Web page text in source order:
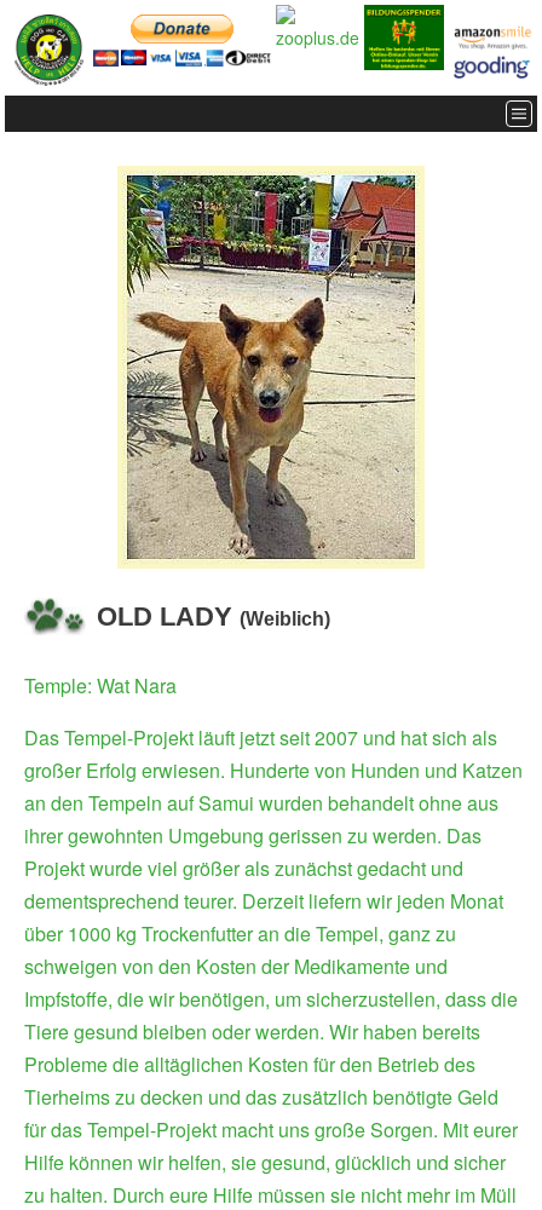
OLD LADY (Weiblich)
Temple: Wat Nara
Das Tempel-Projekt läuft jetzt seit 2007 und hat sich als
großer Erfolg erwiesen. Hunderte von Hunden und Katzen
an den Tempeln auf Samui wurden behandelt ohne aus
ihrer gewohnten Umgebung gerissen zu werden. Das
Projekt wurde viel größer als zunächst gedacht und
dementsprechend teurer. Derzeit liefern wir jeden Monat
über 1000 kg Trockenfutter an die Tempel, ganz zu
schweigen von den Kosten der Medikamente und
Impfstoffe, die wir benötigen, um sicherzustellen, dass die
Tiere gesund bleiben oder werden. Wir haben bereits
Probleme die alltäglichen Kosten für den Betrieb des
Tierheims zu decken und das zusätzlich benötigte Geld
für das Tempel-Projekt macht uns große Sorgen. Mit eurer
Hilfe können wir helfen, sie gesund, glücklich und sicher
zu halten. Durch eure Hilfe müssen sie nicht mehr im Müll